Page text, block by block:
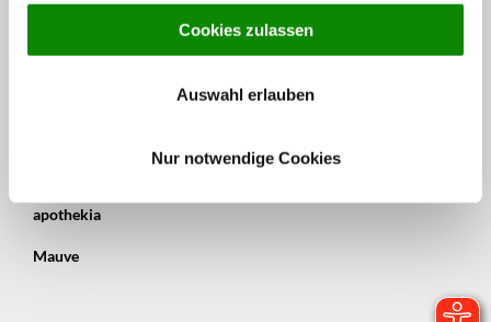
Cookies zulassen
Auswahl erlauben
Nur notwendige Cookies
apothekia
Mauve